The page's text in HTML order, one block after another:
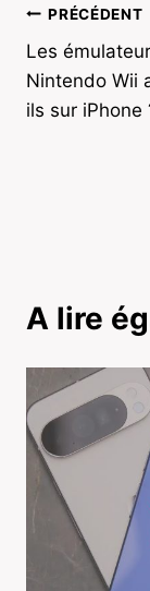
de
l’article
PRÉCÉDENT
Les
Nintendo Wii
ils sur iPhone
A lire